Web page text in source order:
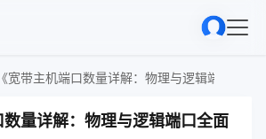
《宽带主机端口数量详解：物理与逻辑端口全面
数量详解：物理与逻辑端口全面